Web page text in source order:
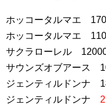
ホッコータルマエ
ホッコータルマエ
サクラローレル
サウンズオブアース
ジェンティルドンナ
ジェンティルドンナ